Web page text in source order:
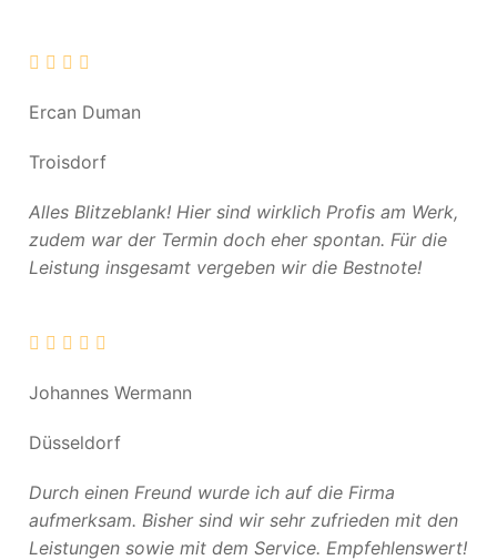
Ercan Duman
Troisdorf
Alles Blitzeblank! Hier sind wirklich Profis am Werk,
zudem war der Termin doch eher spontan. Für die
Leistung insgesamt vergeben wir die Bestnote!
Johannes Wermann
Düsseldorf
Durch einen Freund wurde ich auf die Firma
aufmerksam. Bisher sind wir sehr zufrieden mit den
Leistungen sowie mit dem Service. Empfehlenswert!